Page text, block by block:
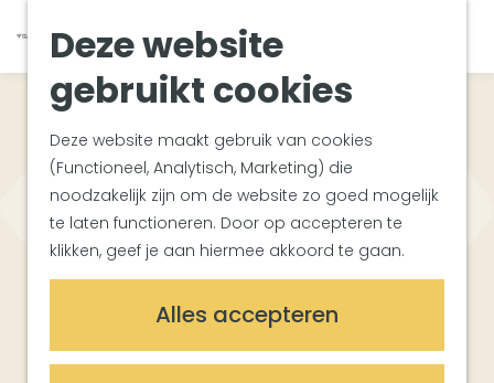
Deze website
gebruikt cookies
Deze website maakt gebruik van cookies
(Functioneel, Analytisch, Marketing) die
noodzakelijk zijn om de website zo goed mogelijk
te laten functioneren. Door op accepteren te
klikken, geef je aan hiermee akkoord te gaan.
Alles accepteren
a
K
a
a
r
t
Z
o
e
k
e
n
M
e
u
Zuiderwaterlinie
Met groepen
Met kinderen
In de omgeving
Plan je bezoek
Bereikbaarheid
Overnachten
Plan op de kaart
Meetings & Events
Waar te gaan in
Vught?